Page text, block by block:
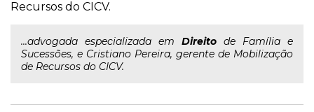
Recursos do CICV.
...advogada especializada em Direito de Família e
Sucessões, e Cristiano Pereira, gerente de Mobilização
de Recursos do CICV.